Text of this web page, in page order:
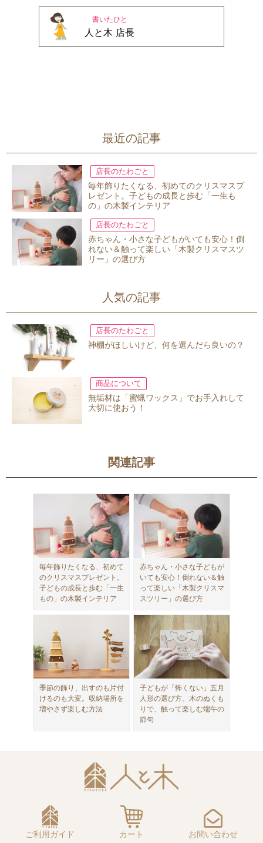
書いたひと
人と木 店長
最近の記事
店長のたわごと
毎年飾りたくなる、初めてのクリスマスプ
レゼント。子どもの成長と歩む「一生も
の」の木製インテリア
店長のたわごと
赤ちゃん・小さな子どもがいても安心！倒
れない＆触って楽しい「木製クリスマスツ
リー」の選び方
人気の記事
店長のたわごと
神棚がほしいけど、何を選んだら良いの？
商品について
無垢材は「蜜蝋ワックス」でお手入れして
大切に使おう！
関連記事
毎年飾りたくなる、初めて
のクリスマスプレゼント。
子どもの成長と歩む「一生
もの」の木製インテリア
赤ちゃん・小さな子どもが
いても安心！倒れない＆触
って楽しい「木製クリスマ
スツリー」の選び方
季節の飾り、出すのも片付
けるのも大変。収納場所を
増やさず楽しむ方法
子どもが「怖くない」五月
人形の選び方。木のぬくも
りで、触って楽しむ端午の
節句
ご利用ガイド カート お問い合わせ